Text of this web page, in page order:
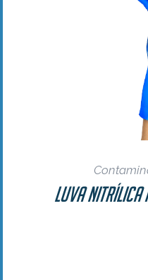
Luva Nitrílica